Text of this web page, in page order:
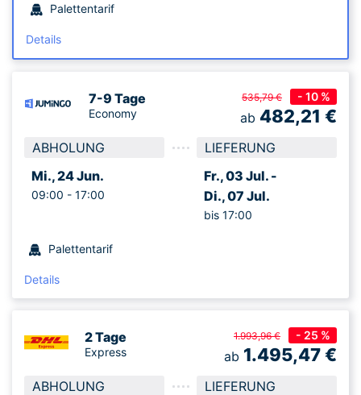
Palettentarif
Details
7-9 Tage
Economy
ABHOLUNG
Mi., 24 Jun.
09:00 - 17:00
LIEFERUNG
Fr., 03 Jul. -
Di., 07 Jul.
bis 17:00
Palettentarif
Details
535,79 € - 10 %
ab 482,21 €
2 Tage
Express
ABHOLUNG
LIEFERUNG
1.993,96 € - 25 %
ab 1.495,47€